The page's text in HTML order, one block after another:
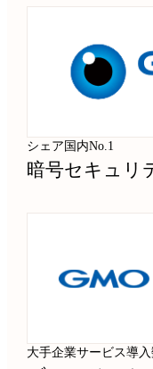
シェア国内No.1
暗号セキュリ
大手企業サービス導